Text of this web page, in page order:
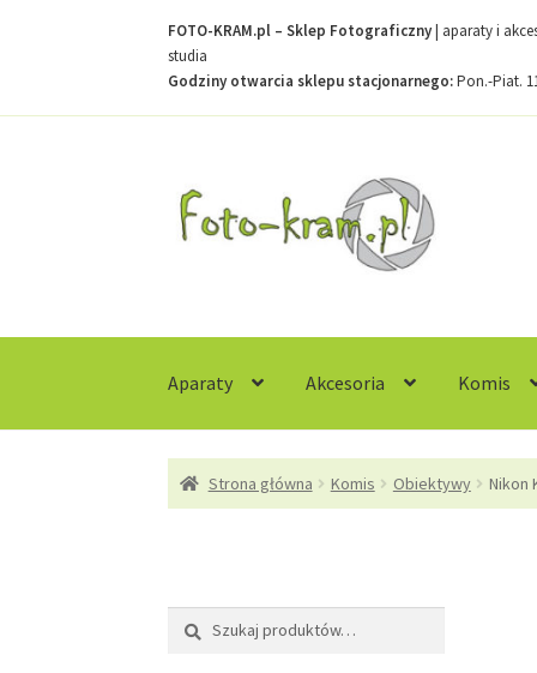
FOTO-KRAM.pl – Sklep Fotograficzny| aparaty i
studia
Godziny otwarcia sklepu stacjonarnego:Pon.-Piat.
do
nawigacji
do
treści
Aparaty Akcesoria Komis
Strona głównaKontaktKoszykMoje konto
Strona główna Komis Obiektywy Nikon
Szukaj:
Szukaj